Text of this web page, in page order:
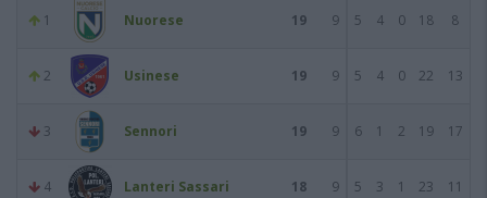
1 Nuorese 19 9 5 4 0 18 8
2 Usinese 19 9 5 4 0 22 13
3 Sennori 19 9 6 1 2 19 17
4 Lanteri Sassari 18 9 5 3 1 23 11